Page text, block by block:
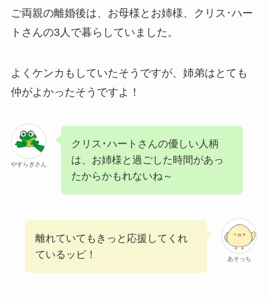
ご両親の離婚後は、お母様とお姉様、クリス･ハー
トさんの3人で暮らしていました。
よくケンカもしていたそうですが、姉弟はとても
仲がよかったそうですよ！
やすらぎさん
クリス･ハートさんの優しい人柄
は、お姉様と過ごした時間があっ
たからかもれないね～
あそっち
離れていてもきっと応援してくれ
ているッピ！